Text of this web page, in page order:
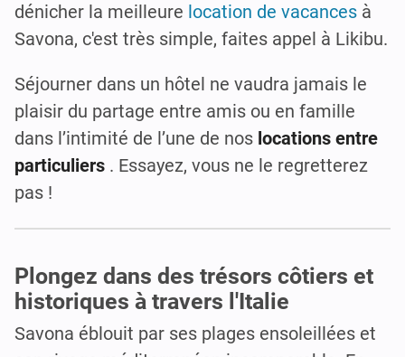
dénicher la meilleure location de vacances à
Savona, c'est très simple, faites appel à Likibu.
Séjourner dans un hôtel ne vaudra jamais le
plaisir du partage entre amis ou en famille
dans l’intimité de l’une de nos locations entre
particuliers . Essayez, vous ne le regretterez
pas !
Plongez dans des trésors côtiers et
historiques à travers l'Italie
Savona éblouit par ses plages ensoleillées et